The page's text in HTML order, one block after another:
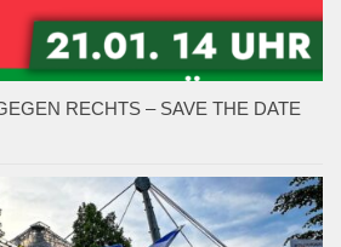
RECHTS – SAVE THE DATE